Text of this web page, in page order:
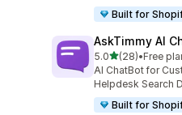
Built for
AskTimmy AI
5.0เต็ม 5 ดาว
(28)
ทั้งหมด 28 รีวิว
•Free
AI ChatBot for
Helpdesk Search
Built for